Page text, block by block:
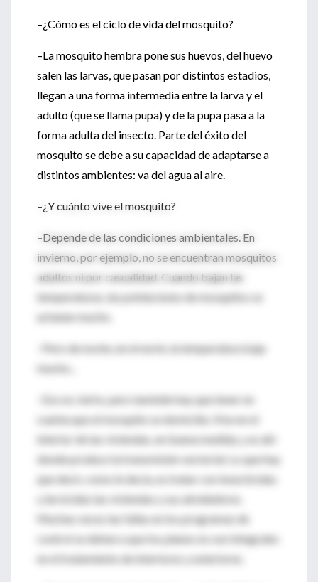
–¿Cómo es el ciclo de vida del mosquito?
–La mosquito hembra pone sus huevos, del huevo
salen las larvas, que pasan por distintos estadios,
llegan a una forma intermedia entre la larva y el
adulto (que se llama pupa) y de la pupa pasa a la
forma adulta del insecto. Parte del éxito del
mosquito se debe a su capacidad de adaptarse a
distintos ambientes: va del agua al aire.
–¿Y cuánto vive el mosquito?
–Depende de las condiciones ambientales. En
invierno, por ejemplo, no se encuentran mosquitos
adultos ni por casualidad. Cuando bajan las
temperaturas, las poblaciones de mosquitos se
achatan mucho.
–Pero de noche, en el norte, la temperatura baja
mucho...
–Eso es cierto, pero también hay que tener en
cuenta que el mosquito se domicilia. Vive en el
interior de las viviendas, en buena medida, y es ahí
donde produce la transmisión vectorial. Lo que hay
que decir, como le decía, es tratar con insecticidas
y larvicidas las viviendas y sus alrededores.
Muchas veces las fallas en los programas de
control se deben a que los planes no son integrales
en el tratamiento de interiores y exteriores.